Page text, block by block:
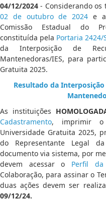
04/12/2024 - Considerando os
02 de outubro de 2024 e
Comissão Estadual do
constituída pela Portaria 2424/
da Interposição de
Mantenedoras/IES, para
Gratuita 2025.
Resultado da
As instituições
Cadastramento, imprimir o
Universidade Gratuita 2025,
do Representante Legal
documento via sistema, por
devem acessar o Perfil da
Colaboração, para assinar o
duas ações devem ser
09/12/24.